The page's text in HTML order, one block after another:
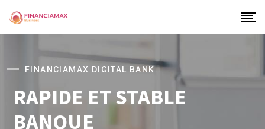
FINANCIAMAX DIGITAL BANK
RAPIDE ET STABLE
BANQUE